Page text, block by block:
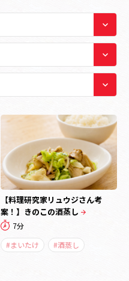
【料理研究家リュウジさん考
案！】きのこの酒蒸し
7分
#まいたけ
#酒蒸し